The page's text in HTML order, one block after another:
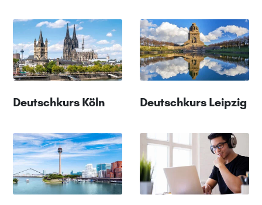
Deutschkurs Köln Deutschkurs Leipzig